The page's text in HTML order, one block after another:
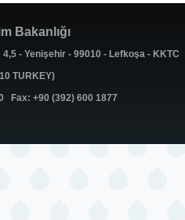
Bakanlığı
- Yenişehir - 99010 - Lefkoşa - KKTC
TURKEY)
Fax: +90 (392) 600 1877